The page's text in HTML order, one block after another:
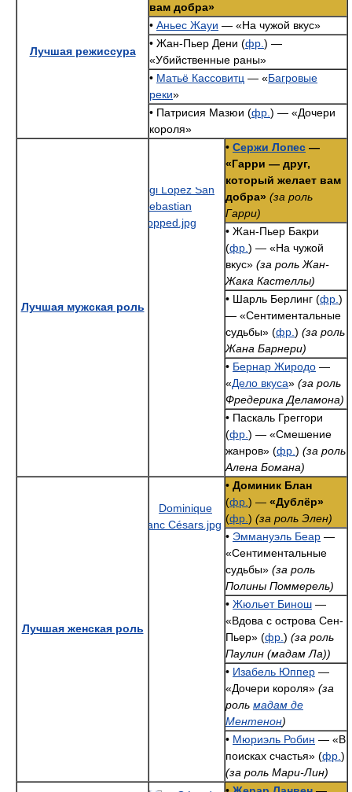
Лучшая режиссура
вам добра»
• Аньес Жауи — «На чужой вкус»
• Жан-Пьер Дени (фр. ) —
«Убийственные раны»
• Матьё Кассовитц — «Багровые
реки»
• Патрисия Мазюи (фр. ) — «Дочери
короля»
Лучшая мужская роль
• Сержи Лопес —
«Гарри — друг,
который желает вам
добра» (за роль
Гарри)
• Жан-Пьер Бакри
(фр. ) — «На чужой
вкус» (за роль Жан-
Жака Кастеллы)
• Шарль Берлинг (фр. )
— «Сентиментальные
судьбы» (фр. ) (за роль
Жана Барнери)
• Бернар Жиродо —
«Дело вкуса» (за роль
Фредерика Деламона)
• Паскаль Греггори
(фр. ) — «Смешение
жанров» (фр. ) (за роль
Алена Бомана)
Лучшая женская роль
• Доминик Блан
(фр. ) — «Дублёр»
(фр. ) (за роль Элен)
• Эммануэль Беар —
«Сентиментальные
судьбы» (за роль
Полины Поммерель)
• Жюльет Бинош —
«Вдова с острова Сен-
Пьер» (фр. ) (за роль
Паулин (мадам Ла))
• Изабель Юппер —
«Дочери короля» (за
роль мадам де
Ментенон)
• Мюриэль Робин — «В
поисках счастья» (фр. )
(за роль Мари-Лин)